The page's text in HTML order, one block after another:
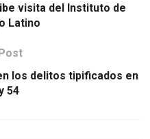
visita del Instituto de
Latino
los delitos tipificados en
54